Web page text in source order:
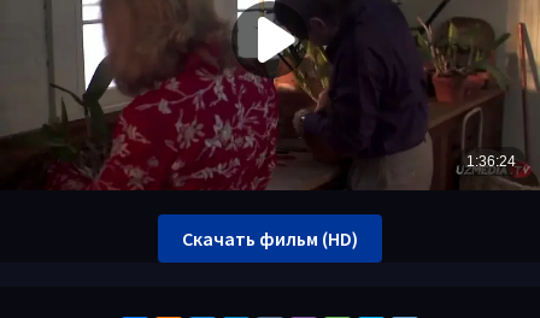
Скачать фильм (HD)